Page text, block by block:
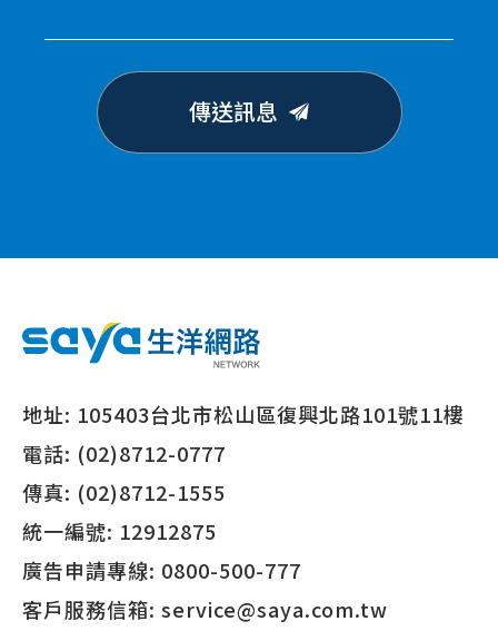
傳送訊息
地址: 105403台北市松山區復興北路101號11樓
電話: (02)8712-0777
傳真: (02)8712-1555
統一編號: 12912875
廣告申請專線: 0800-500-777
客戶服務信箱: service@saya.com.tw